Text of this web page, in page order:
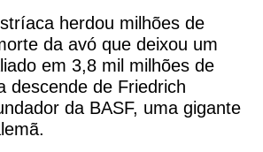
herdou milhões de
da avó que deixou um
em 3,8 mil milhões de
descende de Friedrich
da BASF, uma gigante